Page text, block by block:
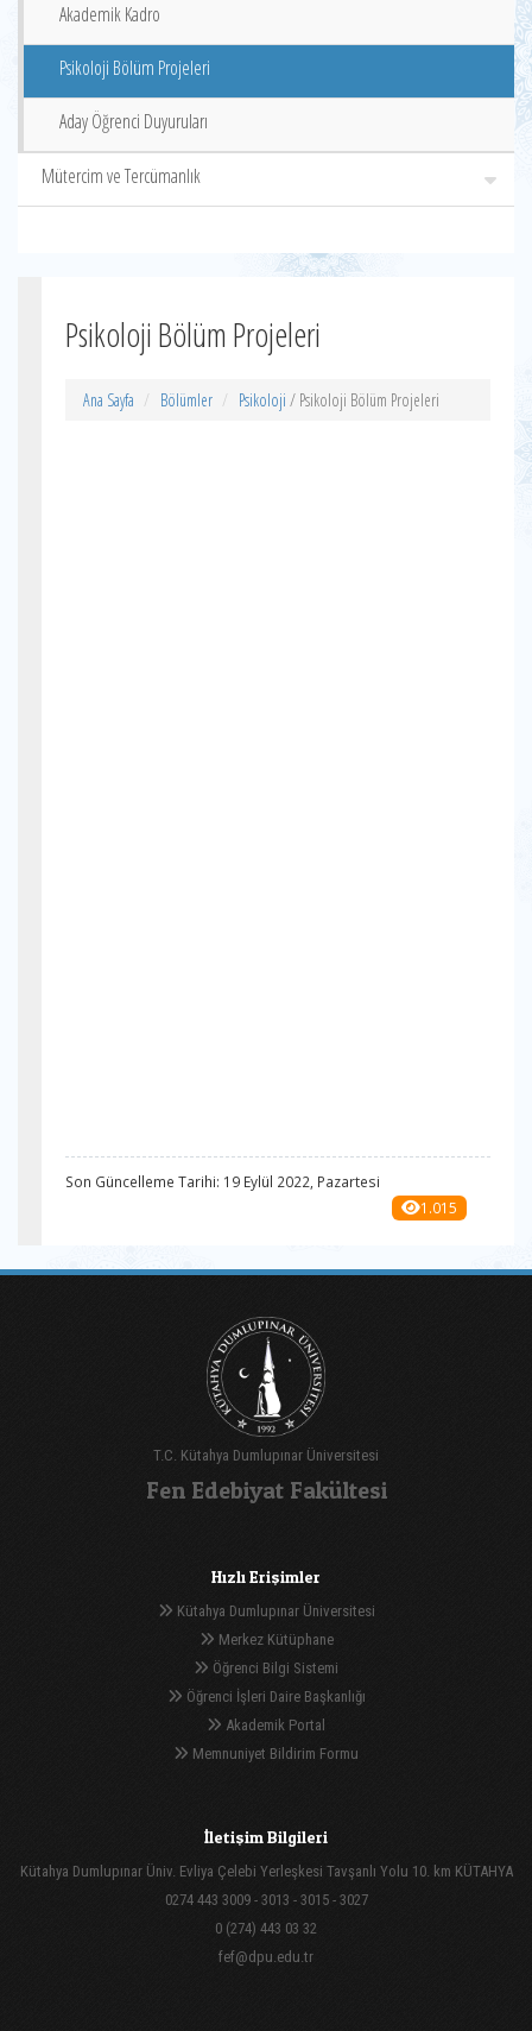
Akademik Kadro
Psikoloji Bölüm Projeleri
Aday Öğrenci Duyuruları
Mütercim ve Tercümanlık
Psikoloji Bölüm Projeleri
Ana Sayfa Bölümler Psikoloji / Psikoloji Bölüm Projeleri
Son Güncelleme Tarihi: 19 Eylül 2022, Pazartesi
1.015
T.C. Kütahya Dumlupınar Üniversitesi
Fen Edebiyat Fakültesi
Hızlı Erişimler
Kütahya Dumlupınar Üniversitesi
Merkez Kütüphane
Öğrenci Bilgi Sistemi
Öğrenci İşleri Daire Başkanlığı
Akademik Portal
Memnuniyet Bildirim Formu
İletişim Bilgileri
Kütahya Dumlupınar Üniv. Evliya Çelebi Yerleşkesi Tavşanlı Yolu 10. km KÜTAHYA
0274 443 3009 - 3013 - 3015 - 3027
0 (274) 443 03 32
fef@dpu.edu.tr